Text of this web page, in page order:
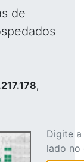
de
,
Digite
lado no